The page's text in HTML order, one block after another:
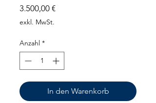
3.500,00 €Preis
exkl. MwSt.
Anzahl *
In den Warenkorb